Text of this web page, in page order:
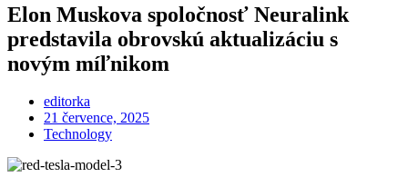
Elon Muskova spoločnosť Neuralink
predstavila obrovskú aktualizáciu s
novým míľnikom
editorka
Posted
on
21 července, 2025
Technology